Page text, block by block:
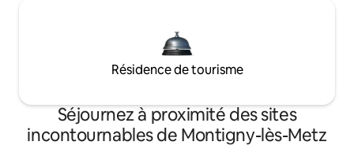
Résidence de tourisme
Séjournez à proximité des sites
incontournables de Montigny-lès-Metz